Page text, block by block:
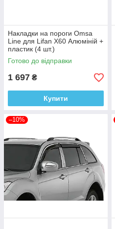
Накладки на пороги Omsa
Line для Lifan X60 Алюміній +
пластик (4 шт.)
Готово до відправки
1 697 ₴
Купити
–10%